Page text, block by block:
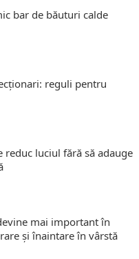
bar de băuturi calde
reguli pentru
reduc luciul fără să adauge
mai important în
și înaintare în vârstă